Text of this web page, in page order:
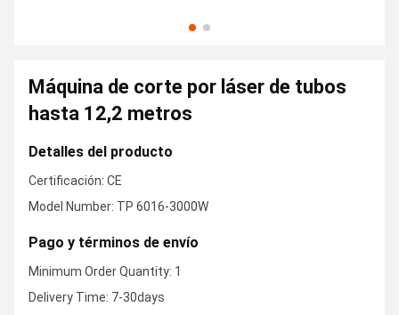
Máquina de corte por láser de tubos
hasta 12,2 metros
Detalles del producto
Certificación: CE
Model Number: TP 6016-3000W
Pago y términos de envío
Minimum Order Quantity: 1
Delivery Time: 7-30days